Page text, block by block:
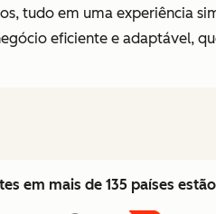
tudo em uma experiência
eficiente e adaptável,
em mais de 135 países